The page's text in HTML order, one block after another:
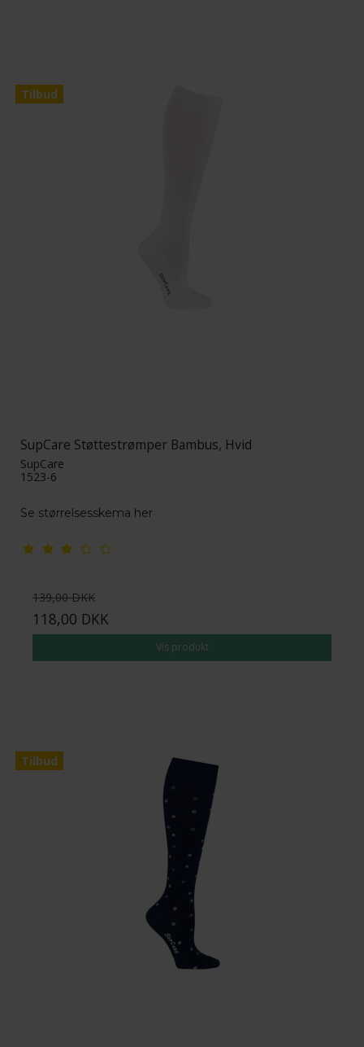
Tilbud
SupCare Støttestrømper Bambus, Hvid
SupCare
1523-6
Se størrelsesskema her
139,00 DKK
118,00 DKK
Vis produkt
Tilbud